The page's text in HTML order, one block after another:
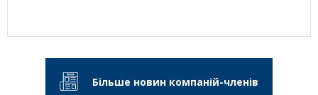
Більше новин компаній-членів